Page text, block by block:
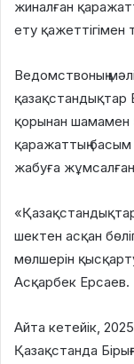
жиналған
ету қажеттігімен
Ведомствоның
қазақстандықтар
қорынан шамамен
қаражаттың басым
жабуға
шектен асқан
мөлшерін
Асқарбек Ерсаев.
Айта кетейік,
Қазақстанда